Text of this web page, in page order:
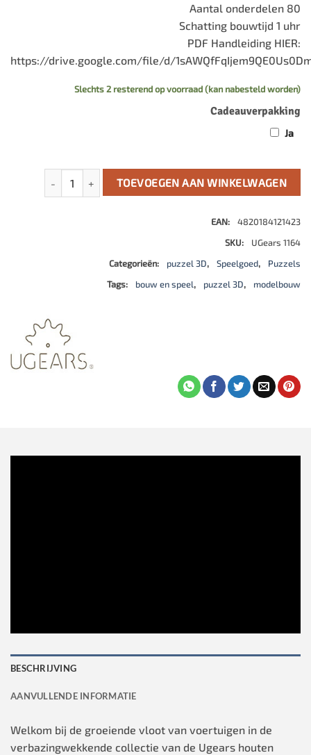
Aantal onderdelen 80
Schatting bouwtijd 1 uhr
PDF Handleiding HIER:
https://drive.google.com/file/d/
Slechts 2 resterend op voorraad (kan nabesteld worden)
Cadeauverpakking
Ja
Desert Buggy auto aantalTOEVOEGEN AAN WINKELWAGEN
EAN:
4820184121423
SKU:
UGears 1164
Categorieën:
puzzel 3D, Speelgoed,
Puzzels
Tags:
bouw en speel, puzzel 3D, modelbouw
BESCHRIJVING
AANVULLENDE INFORMATIE
Welkom bij de groeiende vloot van voertuigen in de
verbazingwekkende collectie van de Ugears houten